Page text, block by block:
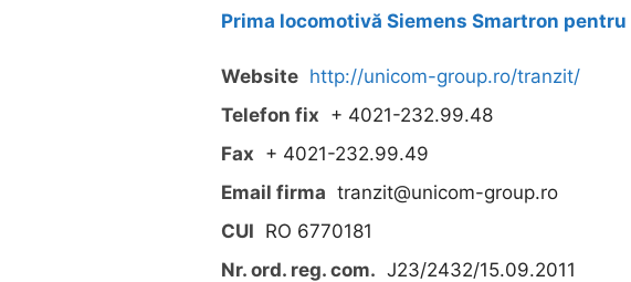
Prima locomotivă Siemens Smartron
Website http://unicom-group.ro/tranzit/
Telefon fix + 4021-232.99.48
Fax + 4021-232.99.49
Email firma tranzit@unicom-group.ro
CUI RO 6770181
Nr. ord. reg. com. J23/2432/15.09.2011